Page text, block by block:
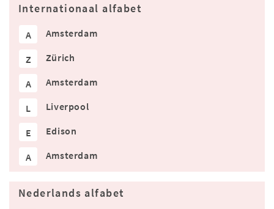
Internationaal alfabet
A Amsterdam
Z Zürich
A Amsterdam
L Liverpool
E Edison
A Amsterdam
Nederlands alfabet